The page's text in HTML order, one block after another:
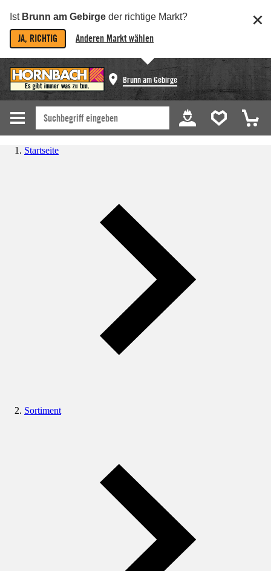
Ist Brunn am Gebirge der richtige Markt?
JA, RICHTIG Anderen Markt wählen
Brunn am Gebirge
Startseite
Sortiment